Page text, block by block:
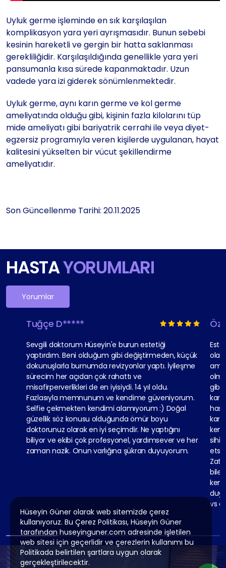
Uyluk germe işleminde en sık karşılaşılan
komplikasyon yara yeri ayrışmasıdır. Bunun sebebi
kesinin hareketli ve gergin bir hatta saklanması
gerekliliğidir. Karşılaşıldığında genellikle yara yeri
pansumanla kısa sürede kapanmaktadır. Uzun
vadede yara izi giderek sönümlenmektedir.
Uyluk germe, aynı karın germe ve kol germe
ameliyatında olduğu gibi, kişinin fazla kilolarını tüp
mide ameliyatı gibi bariyatrik cerrahi ile veya diyet-
egzersiz programıyla veren kişilerde uygulanan, hayat
kalitesini yükselten bir vücut şekillendirme
ameliyatıdır.
Son Güncellenme Tarihi: 20.11.2025
HASTAYORUMLARI
Yorumlar
Tuğçe D*****
Sevgili doktorum Hüseyin'e burun estetiği
yaptırdım. Beni olduğum gibi değiştirmeden, küçük
dokunuşlarla burnumda revizyonlar yaptı. İyileşme
sürecim her açıdan çok rahattı ve
misafirperverlikleri de en iyisiydi. 14 yıl oldu.
Fazlasıyla memnunum ve kendime güveniyorum.
Selfie çekmekten kendimi alamıyorum :) Doğal
güzellik söz konusu olduğunda ömür boyu
doktorunuz olarak en iyi seçimdir. Ne yaptığını
biliyor ve ekibi çok profesyonel, yardımsever ve her
zaman nazik. Onun varlığına şükran duyuyorum.
gibi
bile
vs
Hüseyin Güner olarak web sitemizde çerez
kullanıyoruz. Bu Çerez Politikası, Hüseyin Güner
tarafından huseyinguner.com adresinde işletilen
web sitesi için geçerlidir ve çerezlerin kullanımı bu
Politikada belirtilen şartlara uygun olarak
gerçekleştirilecektir.